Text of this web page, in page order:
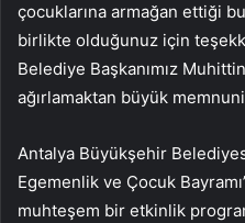
çocuklarına armağan ettiği
birlikte olduğunuz için
Belediye Başkanımız
ağırlamaktan büyük
Antalya Büyükşehir
Egemenlik ve Çocuk
muhteşem bir etkinlik